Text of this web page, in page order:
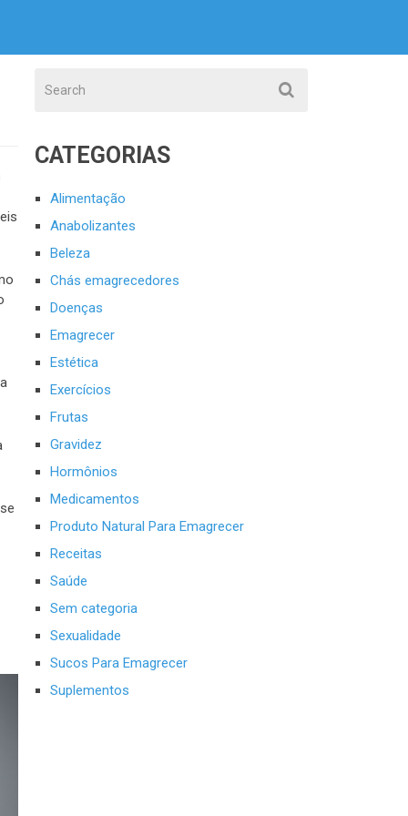
CATEGORIAS
Alimentação
Anabolizantes
Beleza
Chás emagrecedores
Doenças
Emagrecer
Estética
Exercícios
Frutas
Gravidez
Hormônios
Medicamentos
Produto Natural Para Emagrecer
Receitas
Saúde
Sem categoria
Sexualidade
Sucos Para Emagrecer
Suplementos